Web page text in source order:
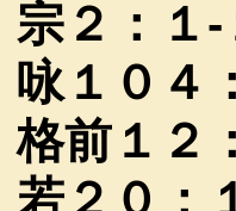
宗２：１-
咏１０４
格前１２
若２０：